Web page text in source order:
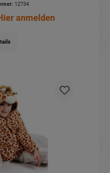
12734
anmelden